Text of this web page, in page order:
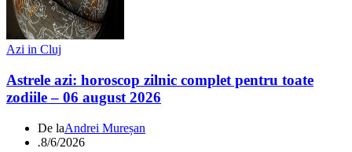
Azi in Cluj
Astrele azi: horoscop zilnic complet pentru toate
zodiile – 06 august 2026
De laAndrei Mureșan
.8/6/2026